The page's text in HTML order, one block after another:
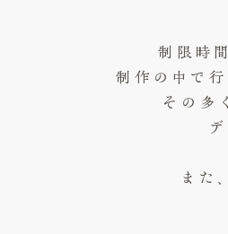
制限時
制作の中で
その多
また